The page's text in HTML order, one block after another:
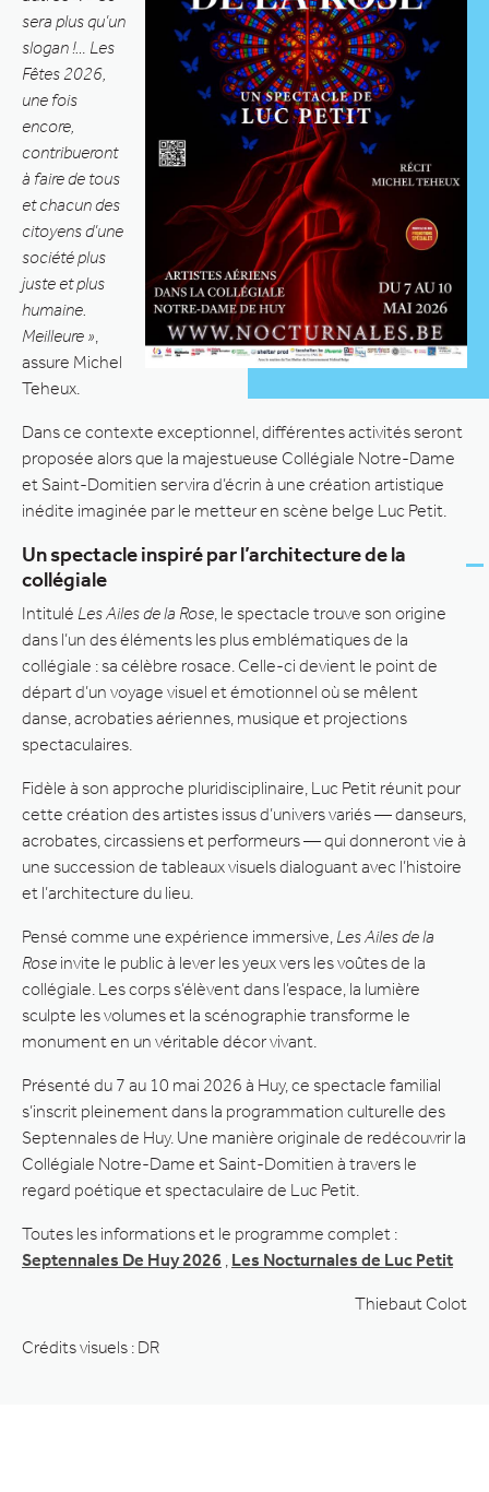
sera plus qu’un
slogan !… Les
Fêtes 2026,
une fois
encore,
contribueront
à faire de tous
et chacun des
citoyens d’une
société plus
juste et plus
humaine.
Meilleure »
assure Michel
Teheux.
Dans ce contexte exceptionnel, différentes activités seront
proposée alors que la majestueuse Collégiale Notre-Dame
et Saint-Domitien servira d’écrin à une création artistique
inédite imaginée par le metteur en scène belge Luc Petit.
Un spectacle inspiré par l’architecture de la
collégiale
Intitulé Les Ailes de la Rose , le spectacle trouve son origine
dans l’un des éléments les plus emblématiques de la
collégiale : sa célèbre rosace. Celle-ci devient le point de
départ d’un voyage visuel et émotionnel où se mêlent
danse, acrobaties aériennes, musique et projections
spectaculaires.
Fidèle à son approche pluridisciplinaire, Luc Petit réunit pour
cette création des artistes issus d’univers variés — danseurs,
acrobates, circassiens et performeurs — qui donneront vie à
une succession de tableaux visuels dialoguant avec l’histoire
et l’architecture du lieu.
Pensé comme une expérience immersive, Les Ailes de la
Rose invite le public à lever les yeux vers les voûtes de la
collégiale. Les corps s’élèvent dans l’espace, la lumière
sculpte les volumes et la scénographie transforme le
monument en un véritable décor vivant.
Présenté du 7 au 10 mai 2026 à Huy, ce spectacle familial
s’inscrit pleinement dans la programmation culturelle des
Septennales de Huy. Une manière originale de redécouvrir la
Collégiale Notre-Dame et Saint-Domitien à travers le
regard poétique et spectaculaire de Luc Petit.
Toutes les informations et le programme complet :
Septennales De Huy 2026 Les Nocturnales de Luc Petit
Thiebaut Colot
Crédits visuels : DR